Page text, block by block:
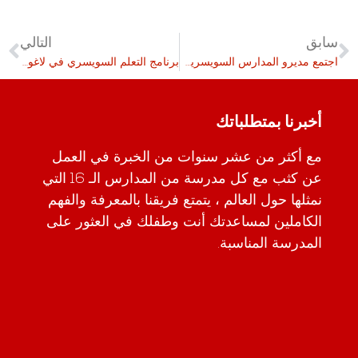
سابق
اجتمع مديرو المدارس السويسرية للتعليم مؤخراً
التالي
برنامج التعلم السويسري في لاغوس في 4 فبراير 2026
أخبرنا بمتطلباتك
مع أكثر من عشر سنوات من الخبرة في العمل
عن كثب مع كل مدرسة من المدارس الـ 16 التي
نمثلها حول العالم ، يتمتع فريقنا بالمعرفة والفهم
الكاملين لمساعدتك أنت وطفلك في العثور على
المدرسة المناسبة.